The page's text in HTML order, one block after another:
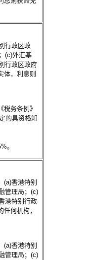
行政区政
(c)外汇基
行政区政府
体，利息则
务条例》
的具资格知
。
(a)香港特别
管理局；(c)
港特别行政
何机构，
(a)香港特别
管理局；(c)